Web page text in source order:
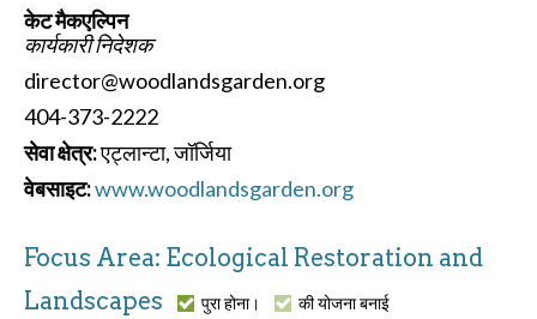
केट मैकएल्पिन
कार्यकारी निदेशक
director@woodlandsgarden.org
404-373-2222
सेवा क्षेत्र:एट्लान्टा, जॉर्जिया
वेबसाइट:www.woodlandsgarden.org
Focus Area: Ecological Restoration and
Landscapes
पुरा होना। की योजना बनाई